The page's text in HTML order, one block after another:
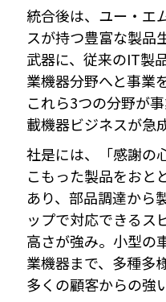
統合後は、ユー・エ
スが持つ豊富な製品
武器に、従来のIT製
業機器分野へと事業
これら3つの分野が
載機器ビジネスが急
社是には、「感謝の
こもった製品をおと
あり、部品調達から
ップで対応できるス
高さが強み。小型の
業機器まで、多種多
多くの顧客からの強